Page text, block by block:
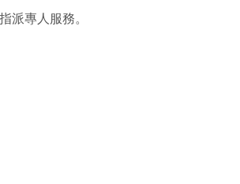
派專人服務。